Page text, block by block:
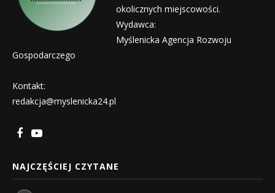
okolicznych miejscowości.
Wydawca:
Myślenicka Agencja Rozwoju
Gospodarczego
Kontakt:
redakcja@myslenicka24.pl
NAJCZĘŚCIEJ CZYTANE